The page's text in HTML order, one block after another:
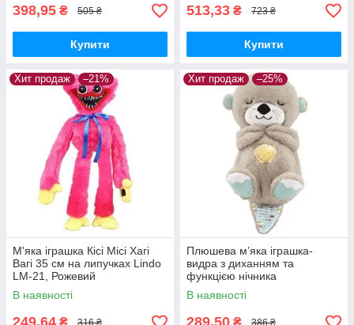
398,95 ₴ 505 ₴
Купити
513,33 ₴ 723 ₴
Купити
Хит продаж –21%
М'яка іграшка Кісі Місі Хагі
Вагі 35 см на липучках Lindo
LM-21, Рожевий
В наявності
249,64 ₴ 316 ₴
Хит продаж –25%
Плюшева м’яка іграшка-
видра з диханням та
функцією нічника
В наявності
289,50 ₴ 386 ₴